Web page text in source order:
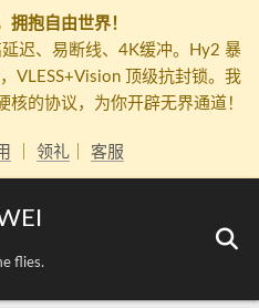
拥抱自由世界！
迟、易断线、4K缓冲。Hy2 暴
VLESS+Vision 顶级抗封锁。我
的协议，为你开辟无界通道！
领礼 客服
flies.